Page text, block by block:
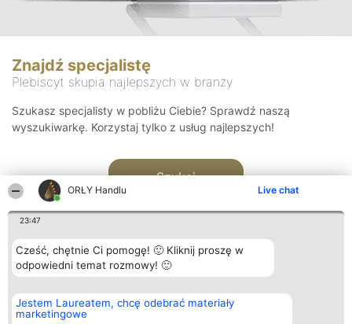
ORŁY Handlu Live chat
23:47
Cześć, chętnie Ci pomogę! 🙂 Kliknij proszę w
odpowiedni temat rozmowy! 🙂
Jestem Laureatem, chcę odebrać materiały
marketingowe
Znajdź specjalistę
Plebiscyt skupia najlepszych w branży
Szukasz specjalisty w pobliżu Ciebie? Sprawdź naszą
wyszukiwarkę. Korzystaj tylko z usług najlepszych!
Szukaj
Organizator plebiscytu
Bright Side Solutions sp. z o.
o. sp. k.
Plebiscyt
Laureaci
Kontakt
Kontakt